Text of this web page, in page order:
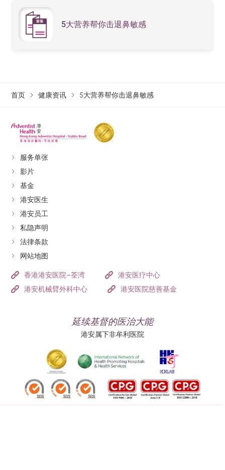
5大营养帮你击退鼻敏感
首页 健康资讯 5大营养帮你击退鼻敏感
服务单张
影片
基金
港安医生
港安员工
私隐声明
法律条款
网站地图
香港港安医院–荃湾
港安医疗中心
港安机械臂外科中心
港安医院慈善基金
延续基督的医治大能
港安属下非牟利医院